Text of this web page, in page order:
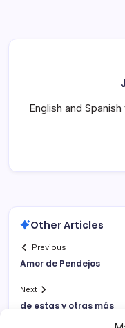
English and
Other Articles
Previous
Amor de Pendejos
Next
de estas y otras más